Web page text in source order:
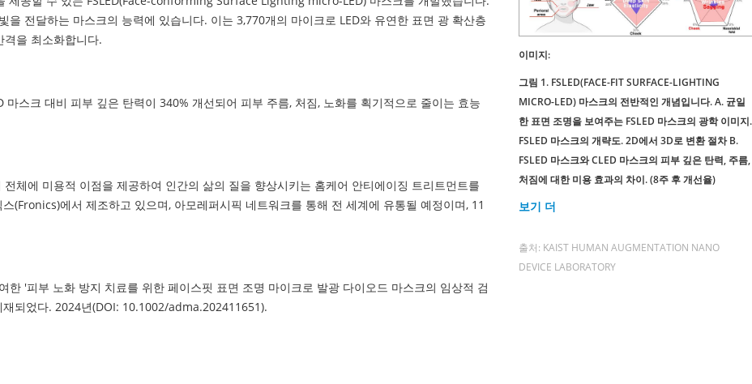
이미지:
그림 1. FSLED(FACE-FIT SURFACE-LIGHTING
MICRO-LED) 마스크의 전반적인 개념입니다. A. 균일
한 표면 조명을 보여주는 FSLED 마스크의 광학 이미지.
FSLED 마스크의 개략도. 2D에서 3D로 변환 절차 B.
FSLED 마스크와 CLED 마스크의 피부 깊은 탄력, 주름,
처짐에 대한 미용 효과의 차이. (8주 후 개선율)
보기 더
출처: KAIST HUMAN AUGMENTATION NANO
DEVICE LABORATORY
전달하는 마스크의 능력에 있습니다. 이는 3,770개의 마이크로 LED와 유연한 표면 광 확산층
을 최소화합니다.
스크 대비 피부 깊은 탄력이 340% 개선되어 피부 주름, 처짐, 노화를 획기적으로 줄이는 효능
체에 미용적 이점을 제공하여 인간의 삶의 질을 향상시키는 홈케어 안티에이징 트리트먼트를
(Fronics)에서 제조하고 있으며, 아모레퍼시픽 네트워크를 통해 전 세계에 유통될 예정이며, 11
'피부 노화 방지 치료를 위한 페이스핏 표면 조명 마이크로 발광 다이오드 마스크의 임상적 검
되었다. 2024년(DOI: 10.1002/adma.202411651).